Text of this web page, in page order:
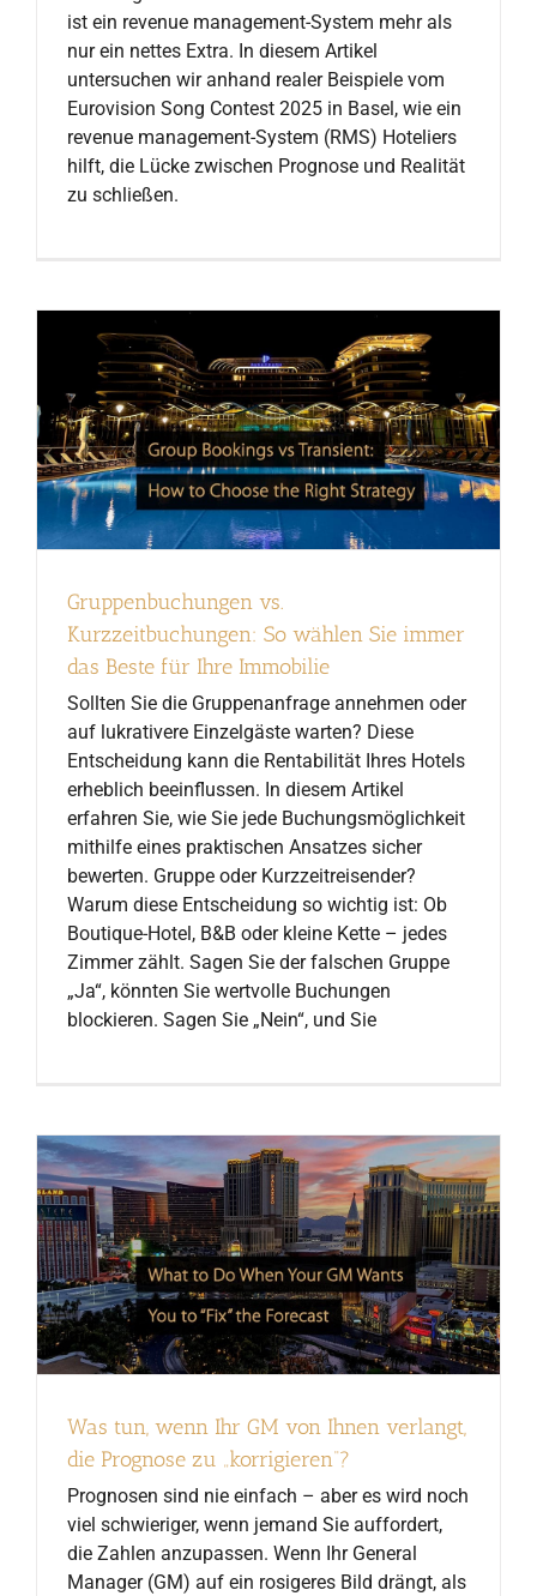
ist ein revenue management-System mehr als
nur ein nettes Extra. In diesem Artikel
untersuchen wir anhand realer Beispiele vom
Eurovision Song Contest 2025 in Basel, wie ein
revenue management-System (RMS) Hoteliers
hilft, die Lücke zwischen Prognose und Realität
zu schließen.
Gruppenbuchungen vs.
Kurzzeitbuchungen: So wählen Sie immer
das Beste für Ihre Immobilie
Sollten Sie die Gruppenanfrage annehmen oder
auf lukrativere Einzelgäste warten? Diese
Entscheidung kann die Rentabilität Ihres Hotels
erheblich beeinflussen. In diesem Artikel
erfahren Sie, wie Sie jede Buchungsmöglichkeit
mithilfe eines praktischen Ansatzes sicher
bewerten. Gruppe oder Kurzzeitreisender?
Warum diese Entscheidung so wichtig ist: Ob
Boutique-Hotel, B&B oder kleine Kette – jedes
Zimmer zählt. Sagen Sie der falschen Gruppe
„Ja“, könnten Sie wertvolle Buchungen
blockieren. Sagen Sie „Nein“, und Sie
Was tun, wenn Ihr GM von Ihnen verlangt,
die Prognose zu „korrigieren“?
Prognosen sind nie einfach – aber es wird noch
viel schwieriger, wenn jemand Sie auffordert,
die Zahlen anzupassen. Wenn Ihr General
Manager (GM) auf ein rosigeres Bild drängt, als